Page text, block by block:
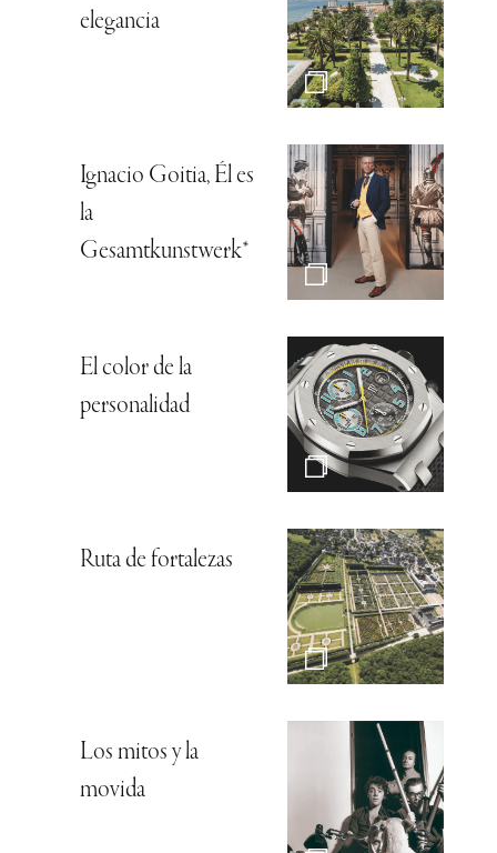
elegancia
Ignacio Goitia, Él es
la
Gesamtkunstwerk*
El color de la
personalidad
Ruta de fortalezas
Los mitos y la
movida